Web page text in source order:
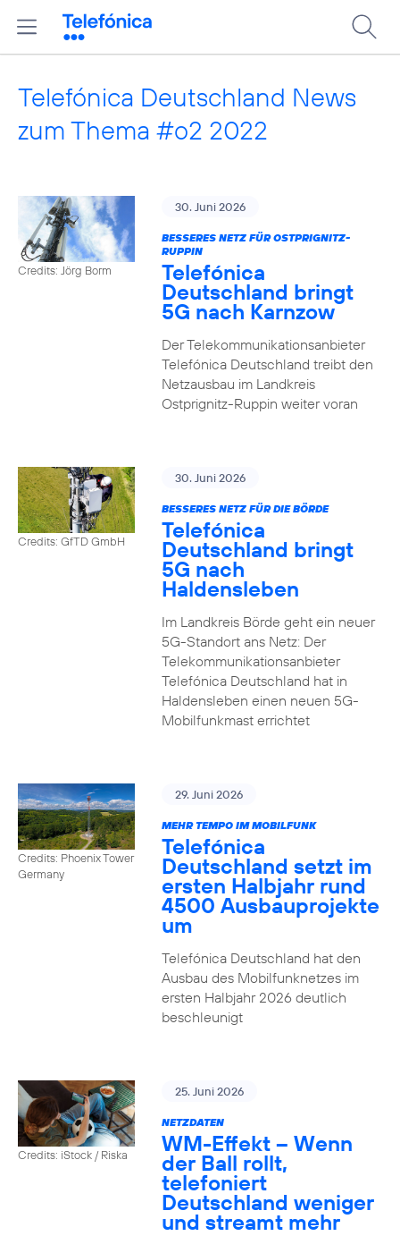
Telefónica Deutschland News
zum Thema #o2 2022
Credits: Jörg Borm
30. Juni 2026
BESSERES NETZ FÜR OSTPRIGNITZ-
RUPPIN
Telefónica
Deutschland bringt
5G nach Karnzow
Der Telekommunikationsanbieter
Telefónica Deutschland treibt den
Netzausbau im Landkreis
Ostprignitz-Ruppin weiter voran
Credits: GfTD GmbH
30. Juni 2026
BESSERES NETZ FÜR DIE BÖRDE
Telefónica
Deutschland bringt
5G nach
Haldensleben
Im Landkreis Börde geht ein neuer
5G-Standort ans Netz: Der
Telekommunikationsanbieter
Telefónica Deutschland hat in
Haldensleben einen neuen 5G-
Mobilfunkmast errichtet
Credits: Phoenix Tower
Germany
29. Juni 2026
MEHR TEMPO IM MOBILFUNK
Telefónica
Deutschland setzt im
ersten Halbjahr rund
4500 Ausbauprojekte
um
Telefónica Deutschland hat den
Ausbau des Mobilfunknetzes im
ersten Halbjahr 2026 deutlich
beschleunigt
Credits: iStock / Riska
25. Juni 2026
NETZDATEN
WM-Effekt – Wenn
der Ball rollt,
telefoniert
Deutschland weniger
und streamt mehr